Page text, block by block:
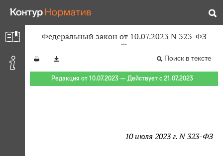
Федеральный закон от 10.07.2023 N 323-ФЗ
Поиск в тексте
Редакция от 10.07.2023 — Действует с 21.07.2023
10 июля 2023 г. N 323-ФЗ